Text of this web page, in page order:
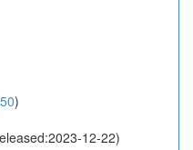
)
12-22)